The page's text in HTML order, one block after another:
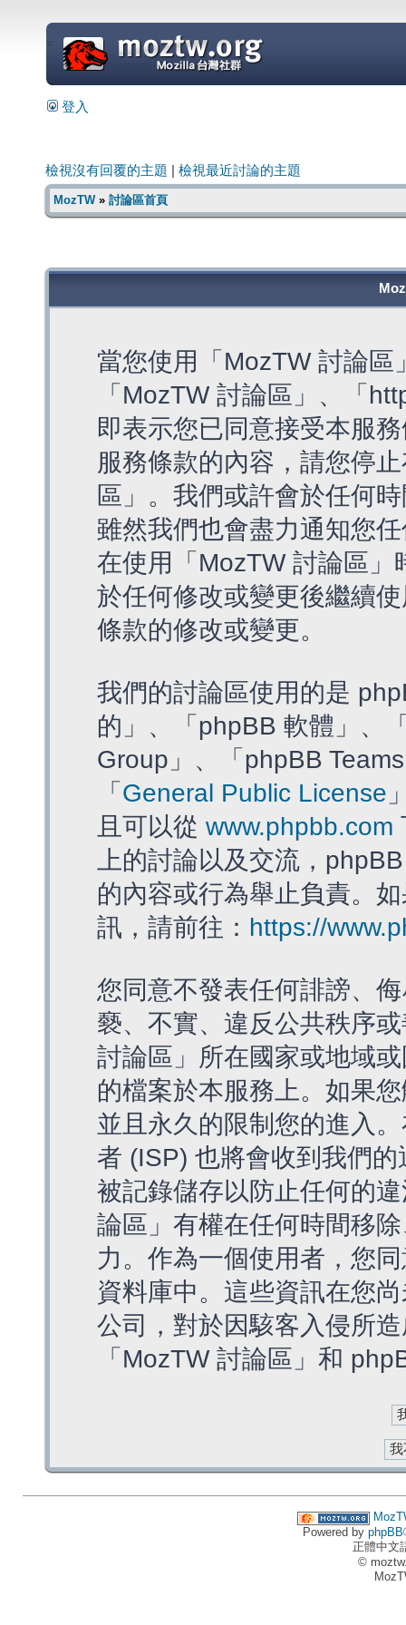
=
登入
檢視沒有回覆的主題 檢視最近討論的主題
MozTW» 討論區首頁
當您使用「MozTW 討論
「MozTW 討論區」、「
即表示您已同意接受本服
服務條款的內容，請您停
區」。我們或許會於任何
雖然我們也會盡力通知您
在使用「MozTW 討論區
於任何修改或變更後繼續
條款的修改或變更。
我們的討論區使用的是
的」、「phpBB 軟體」、
Group」、「phpBB
「 General Public License
且可以從 www.phpbb.com
上的討論以及交流，
的內容或行為舉止負責。
訊，請前往： https://
您同意不發表任何誹謗、
褻、不實、違反公共秩序
討論區」所在國家或地域
的檔案於本服務上。如果
並且永久的限制您的進入
者 (ISP) 也將會收到我們
被記錄儲存以防止任何的
論區」有權在任何時間移
力。作為一個使用者，您
資料庫中。這些資訊在您
公司，對於因駭客入侵所
「MozTW 討論區」和
Powered by phpBB
正體中文
©